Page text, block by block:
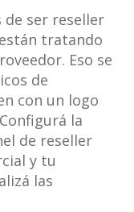
de ser reseller
tratando
Eso se
de
con un logo
la
de reseller
y tu
las